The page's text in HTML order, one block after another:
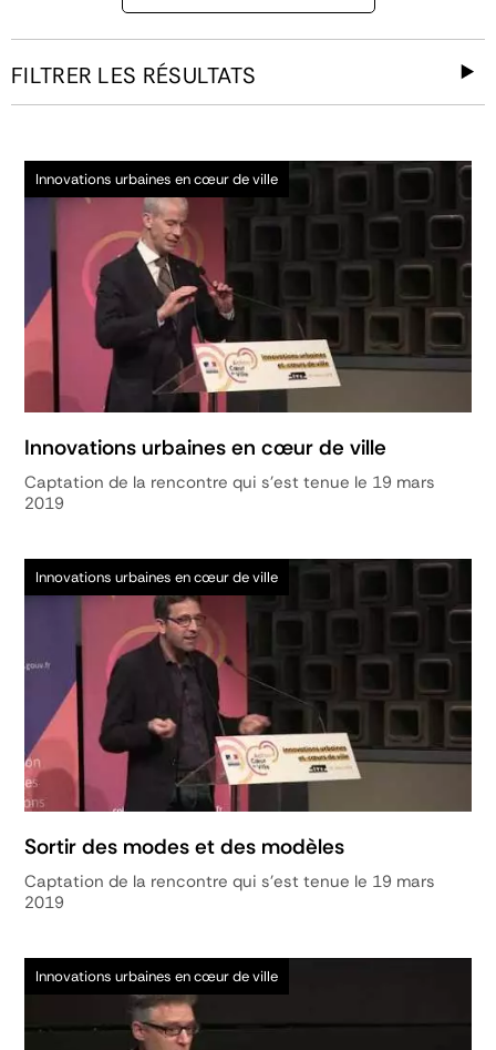
FILTRER LES RÉSULTATS
Innovations urbaines en cœur de ville
Innovations urbaines en cœur de ville
Captation de la rencontre qui s'est tenue le 19 mars
2019
Innovations urbaines en cœur de ville
Sortir des modes et des modèles
Captation de la rencontre qui s'est tenue le 19 mars
2019
Innovations urbaines en cœur de ville